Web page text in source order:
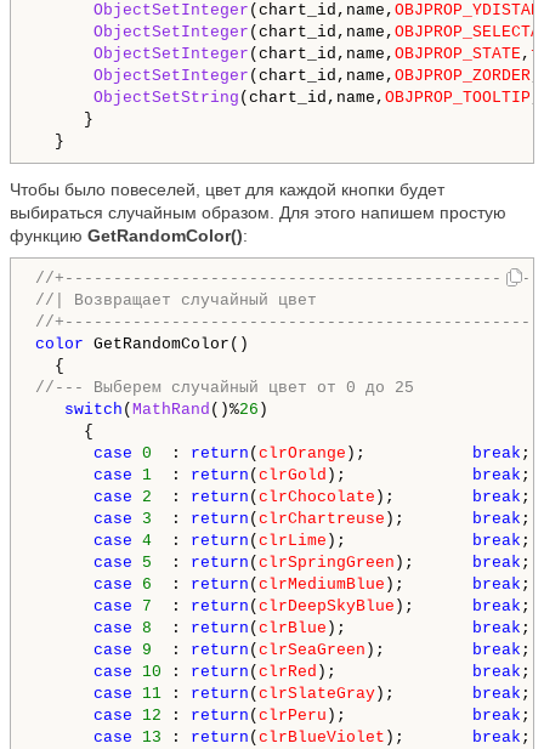
ObjectSetInteger (chart_id,name,
ObjectSetInteger (chart_id,name,
ObjectSetInteger (chart_id,name, OBJPROP_STATE,
ObjectSetInteger (chart_id,name, OBJPROP_ZORDER
ObjectSetString (chart_id,name, OBJPROP_TOOLTIP
}
}
Чтобы было повеселей, цвет для каждой кнопки будет
выбираться случайным образом. Для этого напишем простую
функцию GetRandomColor():
//
//| Возвращает случайный цвет
//
color GetRandomColor()
//--- Выберем случайный цвет от 0 до 25
switch ( MathRand ()%26 )
{
case 0 : return ( clrOrange ); break ;
case
1 : return ( clrGold ); break ;
case
2 : return ( clrChocolate ); break ;
case
3 : return ( clrChartreuse ); break ;
case 4 : return ( clrLime ); break ;
case
5 : return ( clrSpringGreen ); break ;
case
6 : return ( clrMediumBlue ); break ;
case
7 : return ( clrDeepSkyBlue ); break ;
case 8 : return ( clrBlue ); break ;
case
9 : return ( clrSeaGreen ); break ;
case
10 : return ( clrRed ); break ;
case
11 : return ( clrSlateGray ); break ;
case
12 : return ( clrPeru ); break ;
case
13 : return ( clrBlueViolet ); break ;